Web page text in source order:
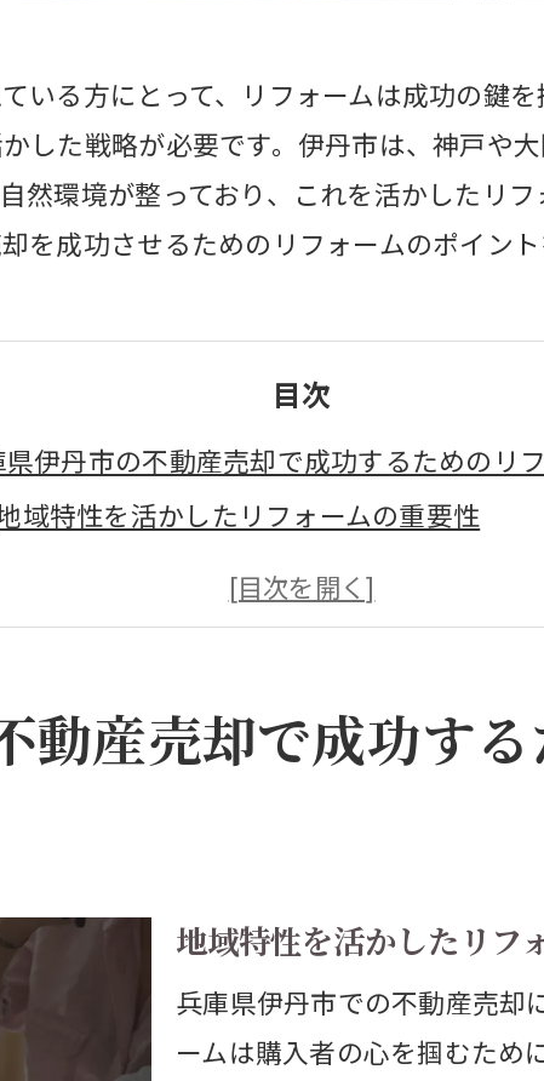
いる方にとって、リフォームは成功の鍵
した戦略が必要です。伊丹市は、神戸や
然環境が整っており、これを活かしたリ
を成功させるためのリフォームのポイント
目次
県伊丹市の不動産売却で成功するためのリ
域特性を活かしたリフォームの重要性
買い手に響く内装リフォームのポイント
観の美化による資産価値の向上
新のトレンドを取り入れたリフォーム
地域特性に適したリフォームとは
フォームのタイミングを見極める
買い手が求める住宅設備の提案
動産売却で成功す
地域特性を活かしたリフ
兵庫県伊丹市での不動産売却
ームは購入者の心を掴むため